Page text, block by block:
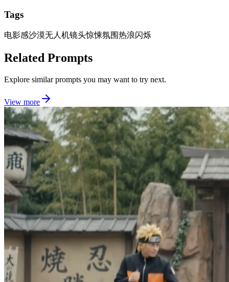
Tags
电影感沙漠无人机镜头惊悚氛围热浪闪烁
Related Prompts
Explore similar prompts you may want to try next.
View more